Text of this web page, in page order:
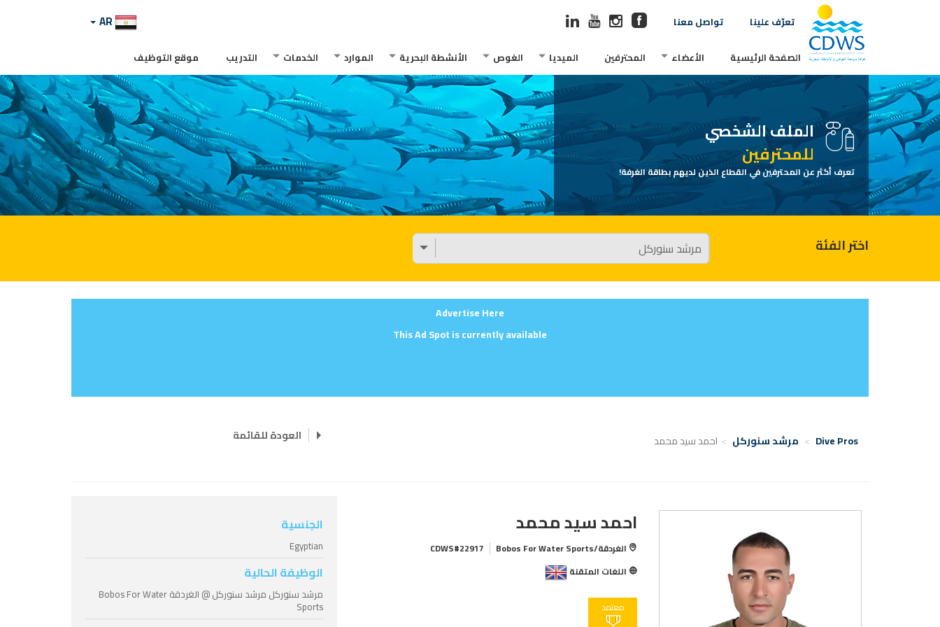
تعرّف علينا تواصل معنا
الصفحة الرئيسية الأعضاء المحترفين الميديا الغوص الأنشطة البحرية الموارد الخدمات التدريب موقع التوظيف
الملف الشخصي
للمحترفين
تعرف أكثر عن المحترفين في القطاع الذين لديهم بطاقة الغرفة!
اختر الفئة
Advertise Here
This Ad Spot is currently available
Dive Pros مرشد سنوركل احمد سيد محمد العودة للقائمة
احمد سيد محمد
الغردقة/Bobos For Water Sports
CDWS#22917
اللغات المتقنة
معتمد
الجنسية
Egyptian
الوظيفة الحالية
مرشد سنوركل مرشد سنوركل @ الغردقة Bobos For Water
Sports